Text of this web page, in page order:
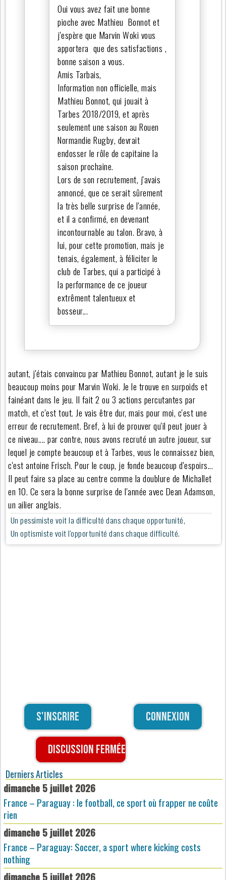
Oui vous avez fait une bonne
pioche avec Mathieu Bonnot et
j'espère que Marvin Woki vous
apportera que des satisfactions ,
bonne saison a vous.
Amis Tarbais,
Information non officielle, mais
Mathieu Bonnot, qui jouait à
Tarbes 2018/2019, et après
seulement une saison au Rouen
Normandie Rugby, devrait
endosser le rôle de capitaine la
saison prochaine.
Lors de son recrutement, j'avais
annoncé, que ce serait sûrement
la très belle surprise de l'année,
et il a confirmé, en devenant
incontournable au talon. Bravo, à
lui, pour cette promotion, mais je
tenais, également, à féliciter le
club de Tarbes, qui a participé à
la performance de ce joueur
extrêment talentueux et
bosseur...
autant, j'étais convaincu par Mathieu Bonnot, autant je le suis
beaucoup moins pour Marvin Woki. Je le trouve en surpoids et
fainéant dans le jeu. Il fait 2 ou 3 actions percutantes par
match, et c'est tout. Je vais être dur, mais pour moi, c'est une
erreur de recrutement. Bref, à lui de prouver qu'il peut jouer à
ce niveau.... par contre, nous avons recruté un autre joueur, sur
lequel je compte beaucoup et à Tarbes, vous le connaissez bien,
c'est antoine Frisch. Pour le coup, je fonde beaucoup d'espoirs...
Il peut faire sa place au centre comme la doublure de Michallet
en 10. Ce sera la bonne surprise de l'année avec Dean Adamson,
un ailier anglais.
Un pessimiste voit la difficulté dans chaque opportunité,
Un optismiste voit l'opportunité dans chaque difficulté.
S'inscrire Connexion
Discussion fermée
Derniers Articles
dimanche 5 juillet 2026
France – Paraguay : le football, ce sport où frapper ne coûte
rien
dimanche 5 juillet 2026
France – Paraguay: Soccer, a sport where kicking costs
nothing
dimanche 5 juillet 2026